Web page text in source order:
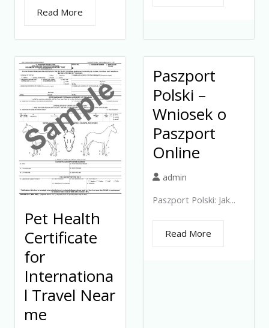
Read More
Pet Health
Certificate
for
Internationa
l Travel Near
me
Paszport
Polski –
Wniosek o
Paszport
Online
admin
Paszport Polski: Jak...
Read More